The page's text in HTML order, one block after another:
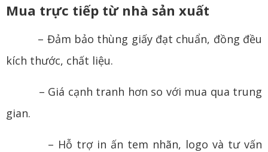
Mua trực tiếp từ nhà sản xuất
– Đảm bảo thùng giấy đạt chuẩn, đồng đều
kích thước, chất liệu.
– Giá cạnh tranh hơn so với mua qua trung
gian.
– Hỗ trợ in ấn tem nhãn, logo và tư vấn